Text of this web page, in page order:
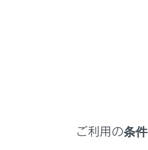
ラゲージルームに荷物を積むときの注意
バックドアの機能と働き
ご利用の条件